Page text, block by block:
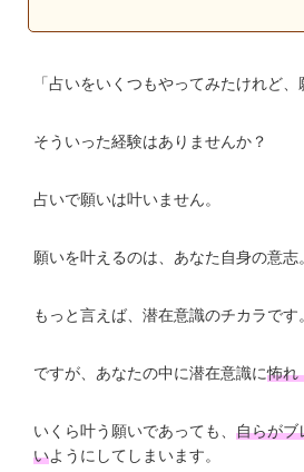
「占いをいくつもやってみたけれど、
そういった経験はありませんか？
占いで願いは叶いません。
願いを叶えるのは、あなた自身の意志。
もっと言えば、潜在意識のチカラです。
ですが、あなたの中に潜在意識に怖れ
いくら叶う願いであっても、 自らがブ
いようにしてしまいます。